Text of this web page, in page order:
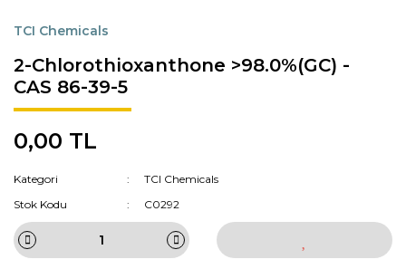
TCI Chemicals
2-Chlorothioxanthone >98.0%(GC) -
CAS 86-39-5
0,00 TL
Kategori
TCI Chemicals
Stok Kodu
C0292